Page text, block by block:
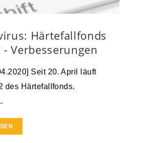
Härtefallfonds
- Verbesserungen
Seit 20. April läuft
des Härtefallfonds.